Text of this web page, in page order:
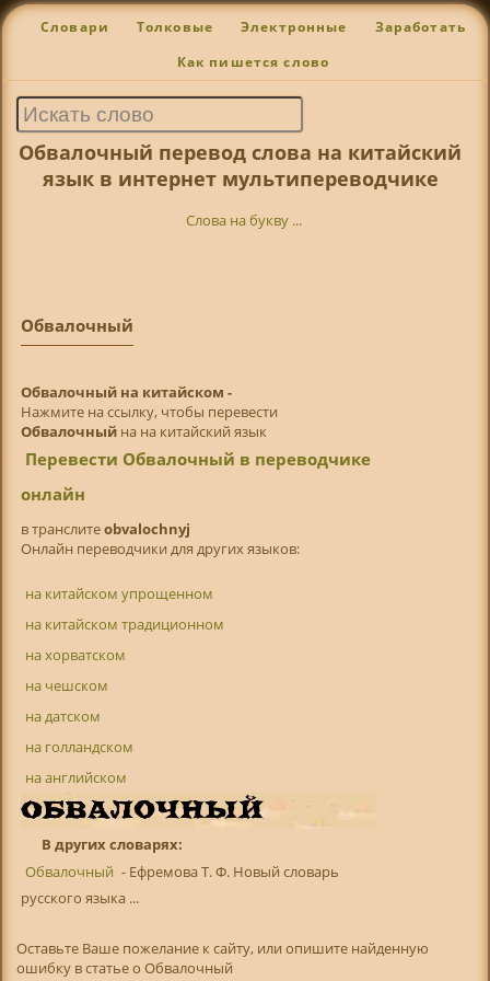
Словари Толковые Электронные Заработать
Как пишется слово
Обвалочный перевод слова на китайский
язык в интернет мультипереводчике
Слова на букву ...
Обвалочный
Обвалочный на китайском -
Нажмите на ссылку, чтобы перевести
Обвалочныйна на китайский язык
Перевести Обвалочный в переводчике
онлайн
в транслитeobvalochnyj
Онлайн переводчики для других языков:
на китайском упрощенном
на китайском традиционном
на хорватском
на чешском
на датском
на голландском
на английском
В других словарях:
Обвалочный - Ефремова Т. Ф. Новый словарь
русского языка ...
Оставьте Ваше пожелание к сайту, или опишите найденную
ошибку в статье о Обвалочный